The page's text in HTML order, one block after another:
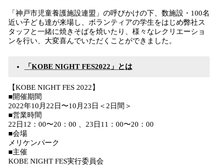
「神戸市児童養護施設連盟」の呼びかけの下、数施設・100名
近い子ども達が来場し、ボランティアの学生をはじめ弊社ス
タッフと一緒に焼きそばを焼いたり、様々なレクリエーショ
ンを行い、大変喜んでいただくことができました。
「KOBE NIGHT FES2022」とは
【KOBE NIGHT FES 2022】
■開催期間
2022年10月22日〜10月23日＜2日間＞
■営業時間
22日12：00〜20：00 、23日11：00〜20：00
■会場
メリケンパーク
■主催
KOBE NIGHT FES実行委員会